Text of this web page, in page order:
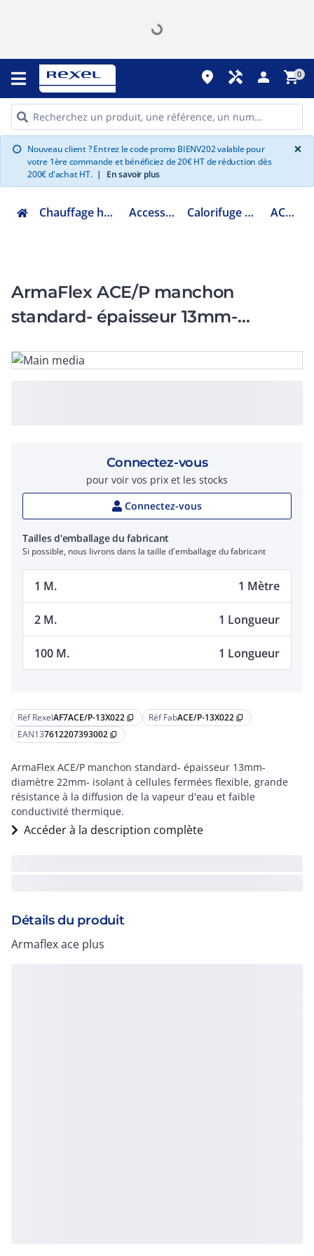
place handyman person shopping_cart0
info Nouveau client ? Entrez le code promo BIENV202 valable pour
votre 1ère commande et bénéficiez de 20€ HT de réduction dès
200€ d'achat HT. | En savoir plus
×
Chauffage hydraulique et plomberie Accessoires chaufferie Calorifuge et isolant pour conduit ACE/P-13X022
ArmaFlex ACE/P manchon
standard- épaisseur 13mm-
Réf RexelAF7ACE/P-13X022 content_copy Réf FabACE/P-13X022 content_copy
EAN137612207393002 content_copy
ArmaFlex ACE/P manchon standard- épaisseur 13mm-
diamètre 22mm- isolant à cellules fermées flexible, grande
résistance à la diffusion de la vapeur d'eau et faible
conductivité thermique.
Accéder à la description complète
Détails du produit
Armaflex ace plus
Connectez-vous
pour voir vos prix et les stocks
Connectez-vous
Tailles d'emballage du fabricant
Si possible, nous livrons dans la taille d'emballage du fabricant
1 M. 1 Mètre
2 M. 1 Longueur
100 M. 1 Longueur